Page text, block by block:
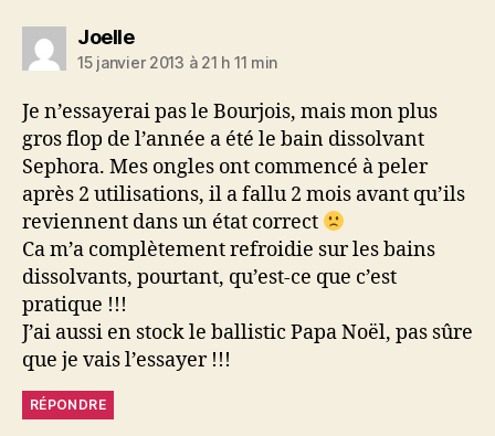
Joelledit :
15 janvier 2013 à 21 h 11 min
Je n’essayerai pas le Bourjois, mais mon plus
gros flop de l’année a été le bain dissolvant
Sephora. Mes ongles ont commencé à peler
après 2 utilisations, il a fallu 2 mois avant qu’ils
reviennent dans un état correct
Ca m’a complètement refroidie sur les bains
dissolvants, pourtant, qu’est-ce que c’est
pratique !!!
J’ai aussi en stock le ballistic Papa Noël, pas sûre
que je vais l’essayer !!!
RÉPONDRE